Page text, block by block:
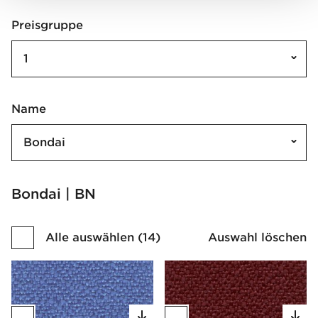
Preisgruppe
1
Name
Bondai
Bondai | BN
Alle auswählen (14) Auswahl löschen